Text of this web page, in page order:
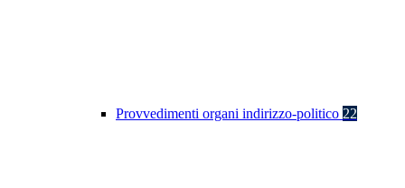
Provvedimenti organi indirizzo-politico 22